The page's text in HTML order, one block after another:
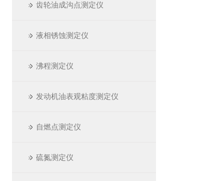
齿轮油成沟点测定仪
液相锈蚀测定仪
沸程测定仪
发动机油表观粘度测定仪
自燃点测定仪
硫氮测定仪